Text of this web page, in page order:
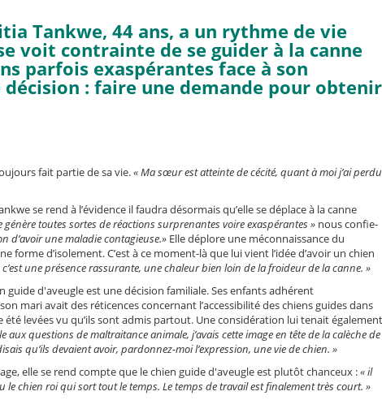
Tankwe, 44 ans, a un rythme de vie
voit contrainte de se guider à la canne
parfois exaspérantes face à son
décision : faire une demande pour obtenir
fait partie de sa vie.« Ma sœur est atteinte de cécité, quant à moi j’ai perdu
se rend à l’évidence il faudra désormais qu’elle se déplace à la canne
génère toutes sortes de réactions surprenantes voire exaspérantes » nous confie-
d’avoir une maladie contagieuse.» Elle déplore une méconnaissance du
forme d’isolement. C’est à ce moment-là que lui vient l’idée d’avoir un chien
une présence rassurante, une chaleur bien loin de la froideur de la canne. »
guide d'aveugle est une décision familiale. Ses enfants adhérent
mari avait des réticences concernant l’accessibilité des chiens guides dans
été levées vu qu’ils sont admis partout. Une considération lui tenait également
aux questions de maltraitance animale, j’avais cette image en tête de la calèche de
qu’ils devaient avoir, pardonnez-moi l’expression, une vie de chien. »
elle se rend compte que le chien guide d'aveugle est plutôt chanceux :« il
le chien roi qui sort tout le temps. Le temps de travail est finalement très court. »